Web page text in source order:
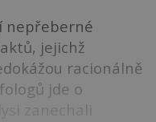
nepřeberné
jejichž
racionálně
jde o
zanechali